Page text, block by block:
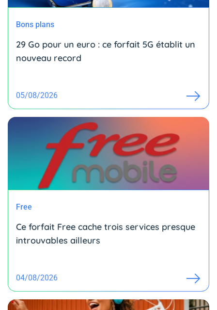
Bons plans
29 Go pour un euro : ce forfait 5G établit un
nouveau record
05/08/2026
Free
Ce forfait Free cache trois services presque
introuvables ailleurs
04/08/2026